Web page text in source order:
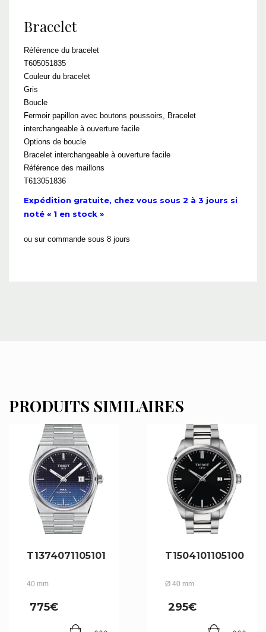
Bracelet
Référence du bracelet
T605051835
Couleur du bracelet
Gris
Boucle
Fermoir papillon avec boutons poussoirs, Bracelet
interchangeable à ouverture facile
Options de boucle
Bracelet interchangeable à ouverture facile
Référence des maillons
T613051836
Expédition gratuite, chez vous sous 2 à 3 jours si
noté « 1 en stock »
ou sur commande sous 8 jours
PRODUITS SIMILAIRES
T1374071105101
40 mm
775€
T1504101105100
Ø 40 mm
295€